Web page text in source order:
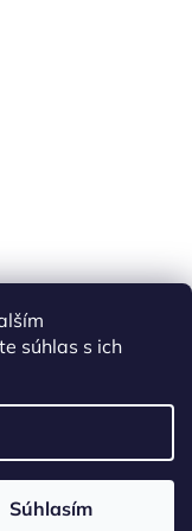
súhlas s ich
Súhlasím
práva vyhradené.